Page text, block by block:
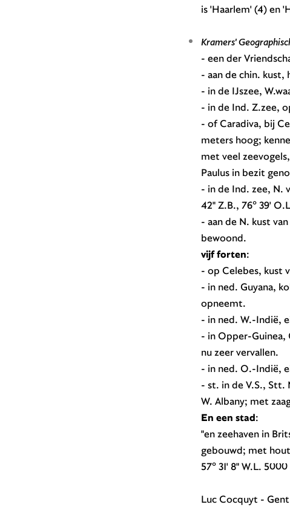
is 'Haarlem' (4) en
Kramers'
- een der
- aan de chin. kust,
- in de IJszee,
- in de Ind. Z.zee,
- of Caradiva, bij
meters hoog;
met veel
Paulus in bezit
- in de Ind. zee, N.
42" Z.B., 76° 39'
- aan de N. kust
bewoond.
vijf forten:
- op Celebes, kust
- in ned. Guyana,
opneemt.
- in ned. W.-Indië,
- in Opper-Guinea,
nu zeer vervallen.
- in ned. O.-Indië,
- st. in de V.S., Stt.
W. Albany; met
En een stad:
"en zeehaven in
gebouwd; met
57° 31' 8" W.L.
Luc Cocquyt - Gent